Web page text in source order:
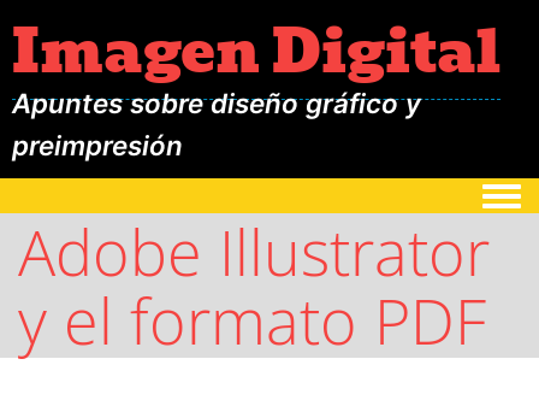
Imagen Digital
Apuntes sobre diseño gráfico y
preimpresión
Adobe Illustrator
y el formato PDF